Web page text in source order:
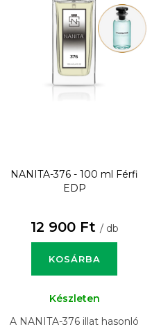
NANITA-376 - 100 ml
Férfi
EDP
12 900 Ft / db
KOSÁRBA
Készleten
A NANITA-376 illat hasonló